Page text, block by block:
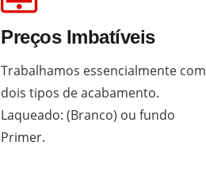
Preços Imbatíveis
Trabalhamos essencialmente com
dois tipos de acabamento.
Laqueado: (Branco) ou fundo
Primer.